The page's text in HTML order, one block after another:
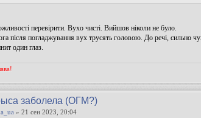
перевірити. Вухо чисті. Вийшов ніколи не було.
після погладжування вух трусять головою. До речі, сильно
один глаз.
заболела (ОГМ?)
» 21 сен 2023, 20:04